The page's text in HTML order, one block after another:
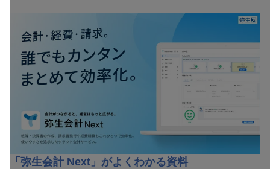
「弥生会計 Next」がよくわかる資料